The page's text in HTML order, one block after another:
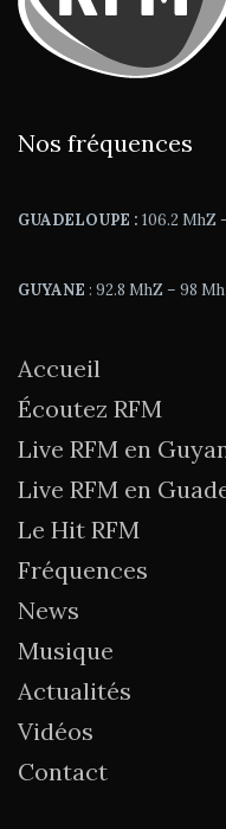
Nos fréquences
GUADELOUPE : 106.2 MhZ
GUYANE : 92.8 MhZ – 98
Accueil
Écoutez RFM
Live RFM en
Live RFM en
Le Hit RFM
Fréquences
News
Musique
Actualités
Vidéos
Contact